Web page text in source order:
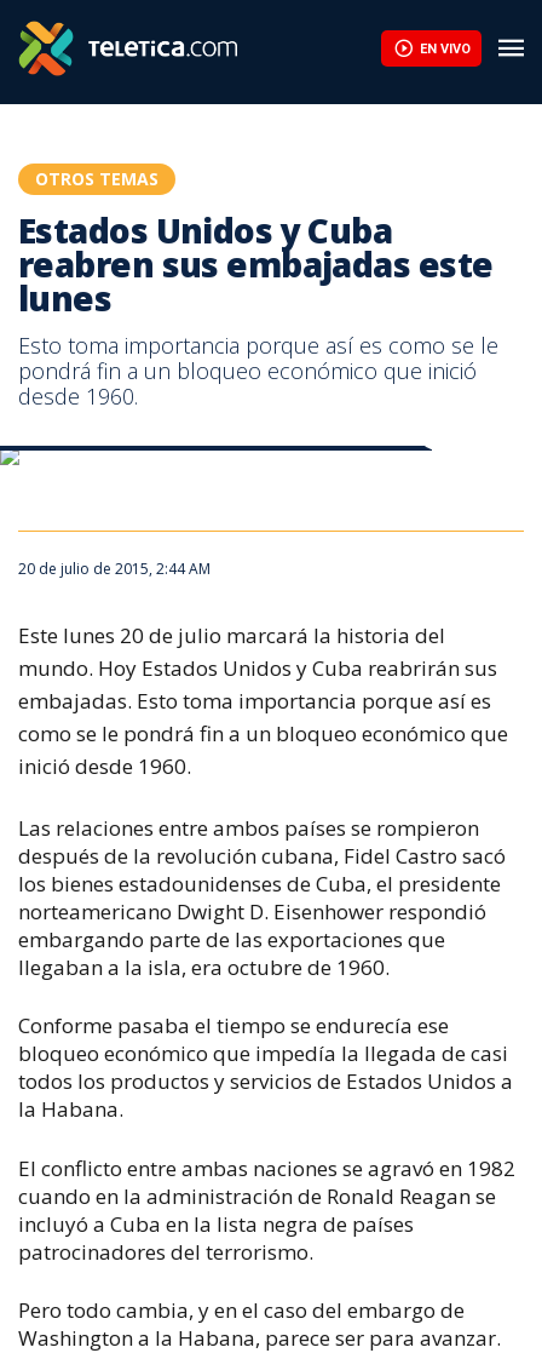
EN VIVO
OTROS TEMAS
Estados Unidos y Cuba
reabren sus embajadas este
lunes
Esto toma importancia porque así es como se le
pondrá fin a un bloqueo económico que inició
desde 1960.
20 de julio de 2015, 2:44 AM
Este lunes 20 de julio marcará la historia del
mundo. Hoy Estados Unidos y Cuba reabrirán sus
embajadas. Esto toma importancia porque así es
como se le pondrá fin a un bloqueo económico que
inició desde 1960.
Las relaciones entre ambos países se rompieron
después de la revolución cubana, Fidel Castro sacó
los bienes estadounidenses de Cuba, el presidente
norteamericano Dwight D. Eisenhower respondió
embargando parte de las exportaciones que
llegaban a la isla, era octubre de 1960.
Conforme pasaba el tiempo se endurecía ese
bloqueo económico que impedía la llegada de casi
todos los productos y servicios de Estados Unidos a
la Habana.
El conflicto entre ambas naciones se agravó en 1982
cuando en la administración de Ronald Reagan se
incluyó a Cuba en la lista negra de países
patrocinadores del terrorismo.
Pero todo cambia, y en el caso del embargo de
Washington a la Habana, parece ser para avanzar.